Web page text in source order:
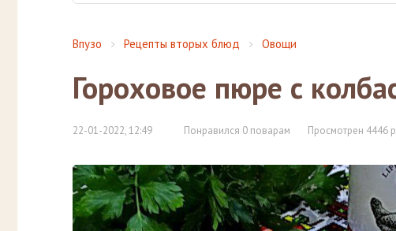
Впузо Рецепты вторых блюд Овощи
Гороховое пюре с
22-01-2022, 12:49 Понравился 0 поварам Просмотрен 4446